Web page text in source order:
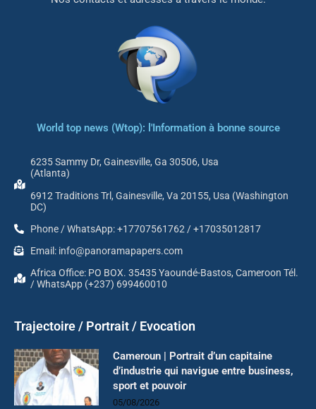
World top news (Wtop): l'Information à bonne source
6235 Sammy Dr, Gainesville, Ga 30506, Usa
(Atlanta)
6912 Traditions Trl, Gainesville, Va 20155, Usa (Washington
DC)
Phone / WhatsApp: +17707561762 / +17035012817
Email: info@panoramapapers.com
Africa Office: PO BOX. 35435 Yaoundé-Bastos, Cameroon Tél.
/ WhatsApp (+237) 699460010
Trajectoire / Portrait / Evocation
Cameroun | Portrait d’un capitaine
d’industrie qui navigue entre business,
sport et pouvoir
05/08/2026